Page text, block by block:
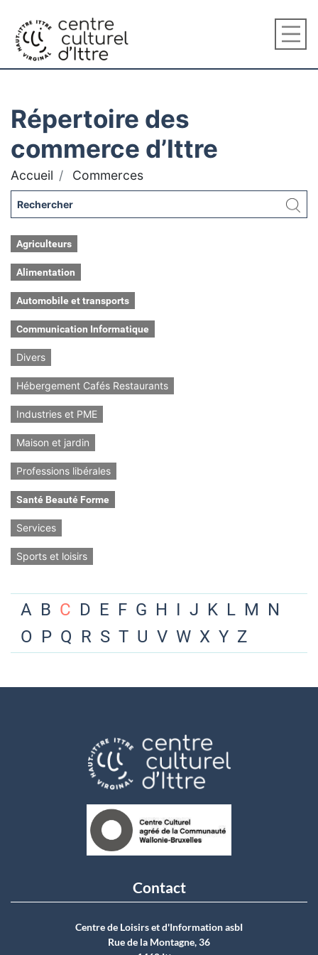
Répertoire des
commerce d’Ittre
Accueil Commerces
Agriculteurs
Alimentation
Automobile et transports
Communication Informatique
Divers
Hébergement Cafés Restaurants
Industries et PME
Maison et jardin
Professions libérales
Santé Beauté Forme
Services
Sports et loisirs
A B C D E F G H I J K L M N
O P Q R S T U V W X Y Z
Contact
Centre de Loisirs et d'Information asbI
Rue de la Montagne, 36